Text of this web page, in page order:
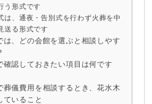
う形式です
は、通夜・告別式を行わず火葬を中
送る形式です
は、どの会館を選ぶと相談しやす
確認しておきたい項目は何です
葬儀費用を相談するとき、花水木
ていること